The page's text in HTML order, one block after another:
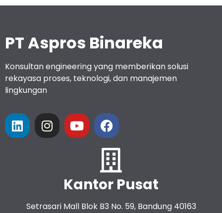
PT Aspros Binareka
Konsultan engineering yang memberikan solusi
rekayasa proses, teknologi, dan manajemen
lingkungan
Kantor Pusat
Setrasari Mall Blok B3 No. 59, Bandung 40163